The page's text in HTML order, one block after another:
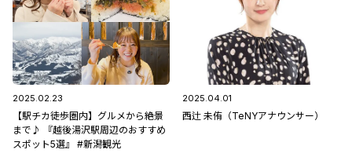
2025.02.23
【駅チカ徒歩圏内】グルメから絶景
まで♪ 『越後湯沢駅周辺のおすすめ
スポット5選』 #新潟観光
2025.04.01
西辻 未侑（TeNYアナウンサー）